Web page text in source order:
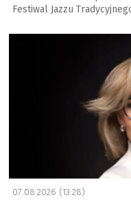
Festiwal Jazzu
a
07.08.2026 (13:28)